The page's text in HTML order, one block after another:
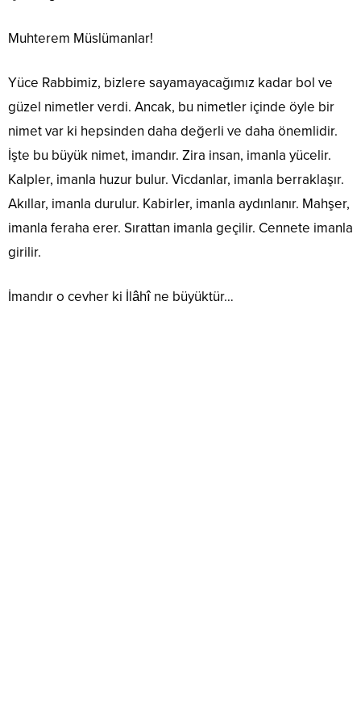
Muhterem Müslümanlar!
Yüce Rabbimiz, bizlere sayamayacağımız kadar bol ve
güzel nimetler verdi. Ancak, bu nimetler içinde öyle bir
nimet var ki hepsinden daha değerli ve daha önemlidir.
İşte bu büyük nimet, imandır. Zira insan, imanla yücelir.
Kalpler, imanla huzur bulur. Vicdanlar, imanla berraklaşır.
Akıllar, imanla durulur. Kabirler, imanla aydınlanır. Mahşer,
imanla feraha erer. Sırattan imanla geçilir. Cennete imanla
girilir.
İmandır o cevher ki İlâhî ne büyüktür…